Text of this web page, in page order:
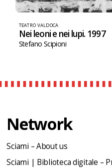
TEATRO VALDOCA
Nei leoni e nei lupi. 1997
Stefano Scipioni
Network
Sciami – About us
Sciami | Biblioteca digitale –